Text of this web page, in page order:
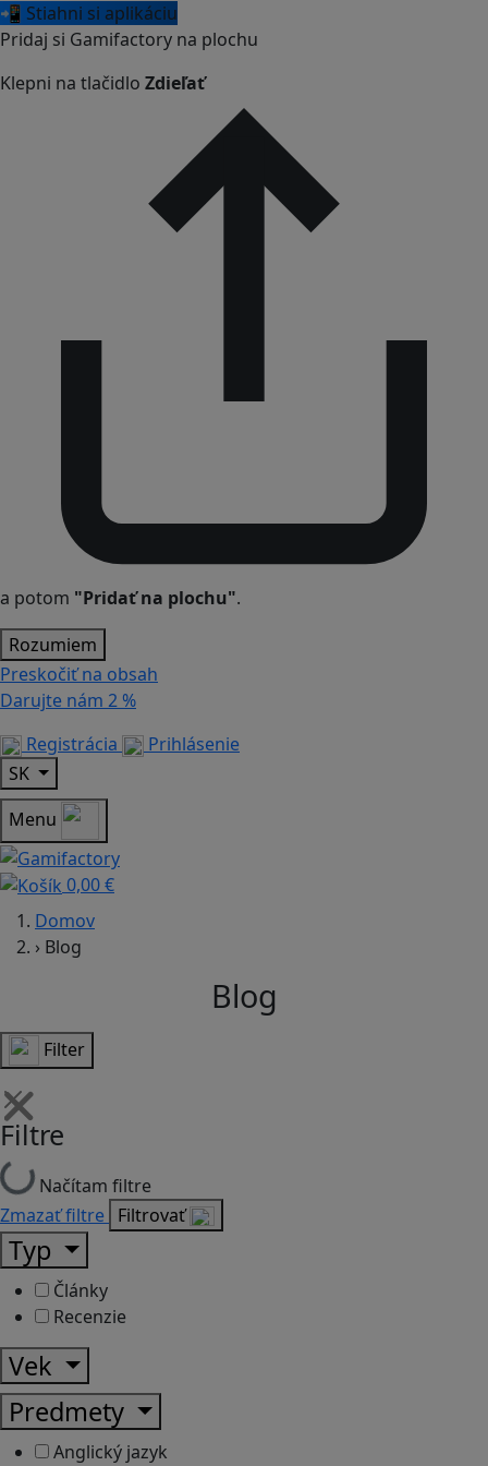
📲 Stiahni si aplikáciu
Pridaj si Gamifactory na plochu
Klepni na tlačidlo Zdieľať
a potom "Pridať na plochu".
Rozumiem
Preskočiť na obsah
Darujte nám 2 %
Registrácia
Prihlásenie
SK
Menu
0,00 €
Domov
› Blog
Blog
Filter
Filtre
Načítam filtre
Zmazať filtre Filtrovať
Typ
Články
Recenzie
Vek
Predmety
Anglický jazyk